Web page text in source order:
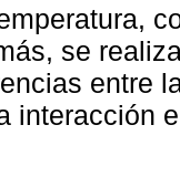
se
entre
interacción